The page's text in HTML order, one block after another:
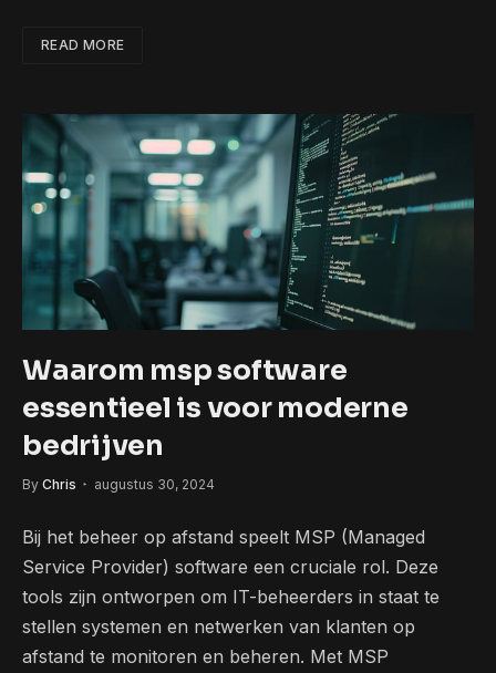
READ MORE
Waarom msp software
essentieel is voor moderne
bedrijven
By Chris augustus 30, 2024
Bij het beheer op afstand speelt MSP (Managed
Service Provider) software een cruciale rol. Deze
tools zijn ontworpen om IT-beheerders in staat te
stellen systemen en netwerken van klanten op
afstand te monitoren en beheren. Met MSP